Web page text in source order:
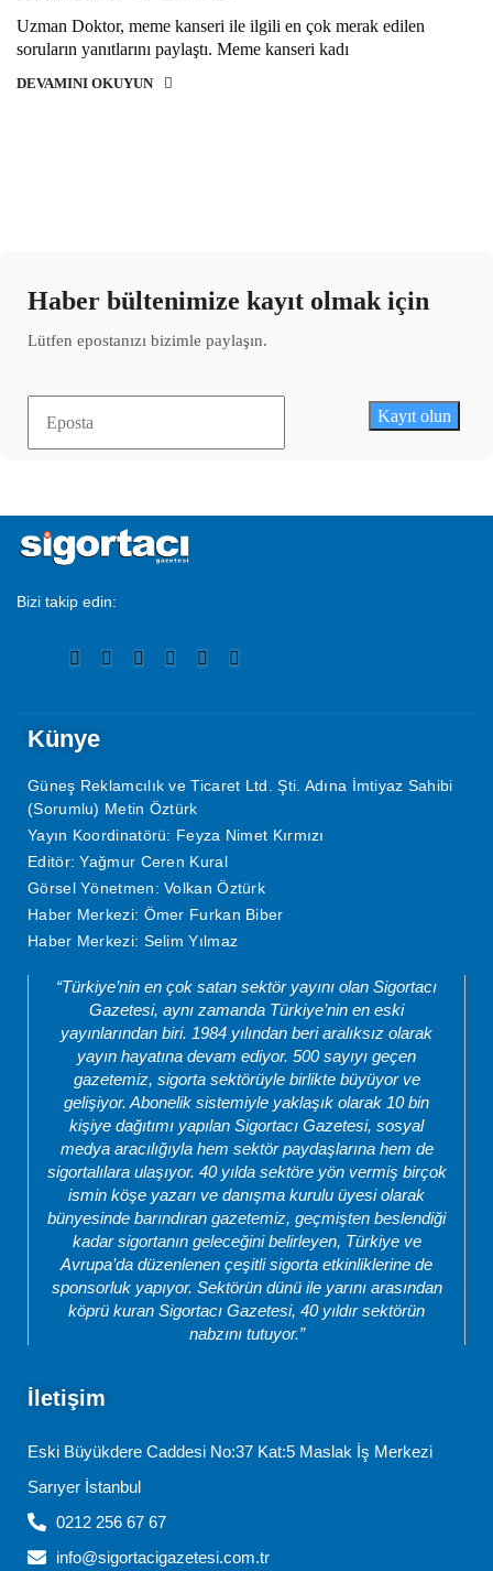
Uzman Doktor, meme kanseri ile ilgili en çok merak edilen
soruların yanıtlarını paylaştı. Meme kanseri kadı
DEVAMINI OKUYUN
Haber bültenimize kayıt olmak için
Lütfen epostanızı bizimle paylaşın.
Kayıt olun
Bizi takip edin:
Künye
Güneş Reklamcılık ve Ticaret Ltd. Şti. Adına İmtiyaz Sahibi
(Sorumlu) Metin Öztürk
Yayın Koordinatörü: Feyza Nimet Kırmızı
Editör: Yağmur Ceren Kural
Görsel Yönetmen: Volkan Öztürk
Haber Merkezi: Ömer Furkan Biber
Haber Merkezi: Selim Yılmaz
“Türkiye’nin en çok satan sektör yayını olan Sigortacı
Gazetesi, aynı zamanda Türkiye’nin en eski
yayınlarından biri. 1984 yılından beri aralıksız olarak
yayın hayatına devam ediyor. 500 sayıyı geçen
gazetemiz, sigorta sektörüyle birlikte büyüyor ve
gelişiyor. Abonelik sistemiyle yaklaşık olarak 10 bin
kişiye dağıtımı yapılan Sigortacı Gazetesi, sosyal
medya aracılığıyla hem sektör paydaşlarına hem de
sigortalılara ulaşıyor. 40 yılda sektöre yön vermiş birçok
ismin köşe yazarı ve danışma kurulu üyesi olarak
bünyesinde barındıran gazetemiz, geçmişten beslendiği
kadar sigortanın geleceğini belirleyen, Türkiye ve
Avrupa’da düzenlenen çeşitli sigorta etkinliklerine de
sponsorluk yapıyor. Sektörün dünü ile yarını arasından
köprü kuran Sigortacı Gazetesi, 40 yıldır sektörün
nabzını tutuyor.”
İletişim
Eski Büyükdere Caddesi No:37 Kat:5 Maslak İş Merkezi
Sarıyer İstanbul
0212 256 67 67
info@sigortacigazetesi.com.tr